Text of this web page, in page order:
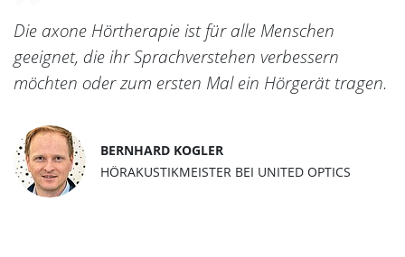
Die axone Hörtherapie ist für alle Menschen
geeignet, die ihr Sprachverstehen verbessern
möchten oder zum ersten Mal ein Hörgerät tragen.
BERNHARD KOGLER
HÖRAKUSTIKMEISTER BEI UNITED OPTICS